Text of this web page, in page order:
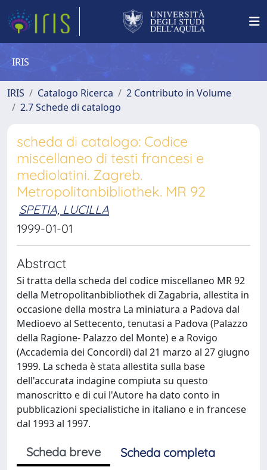
IRIS
IRIS Catalogo Ricerca
2 Contributo in Volume
2.7 Schede di catalogo
scheda di catalogo: Codice
miscellaneo di testi francesi e
mediolatini. Zagreb.
Metropolitanbibliothek. MR 92
SPETIA, LUCILLA
1999-01-01
Abstract
Si tratta della scheda del codice miscellaneo MR 92
della Metropolitanbibliothek di Zagabria, allestita in
occasione della mostra La miniatura a Padova dal
Medioevo al Settecento, tenutasi a Padova (Palazzo
della Ragione- Palazzo del Monte) e a Rovigo
(Accademia dei Concordi) dal 21 marzo al 27 giugno
1999. La scheda è stata allestita sulla base
dell'accurata indagine compiuta su questo
manoscritto e di cui l'Autore ha dato conto in
pubblicazioni specialistiche in italiano e in francese
dal 1993 al 1997.
Scheda breve
Scheda completa